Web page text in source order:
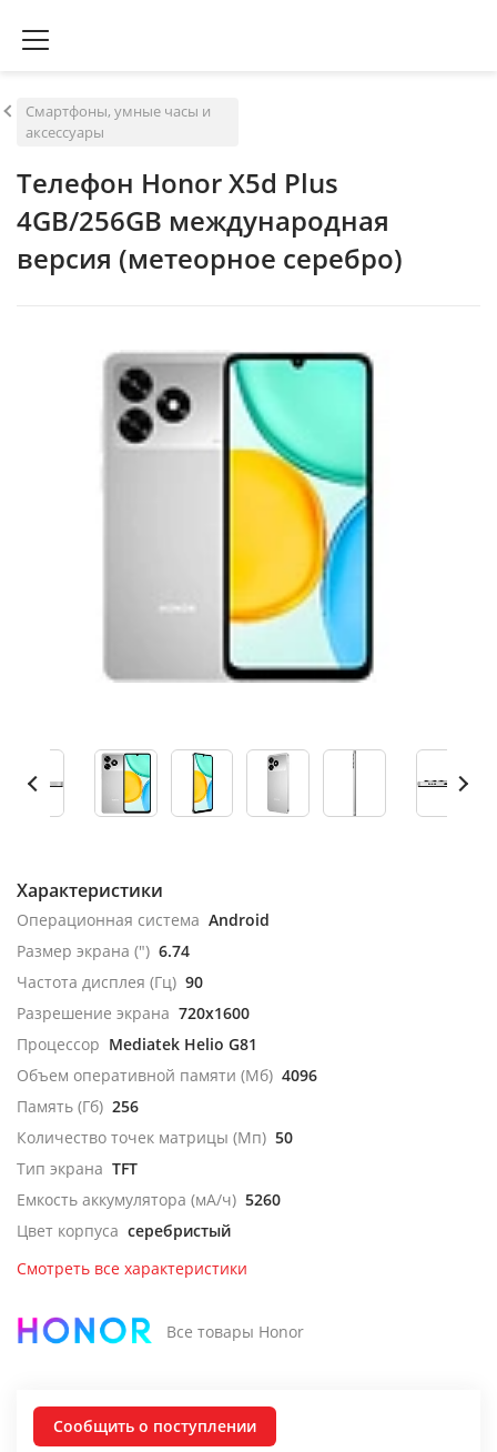
Смартфоны, умные часы и
аксессуары
Телефон Honor X5d Plus
4GB/256GB международная
версия (метеорное серебро)
Характеристики
Операционная система Android
Размер экрана (") 6.74
Частота дисплея (Гц) 90
Разрешение экрана 720x1600
Процессор Mediatek Helio G81
Объем оперативной памяти (Мб) 4096
Память (Гб) 256
Количество точек матрицы (Мп) 50
Тип экрана TFT
Емкость аккумулятора (мА/ч) 5260
Цвет корпуса серебристый
Смотреть все характеристики
Все товары Honor
Сообщить о поступлении